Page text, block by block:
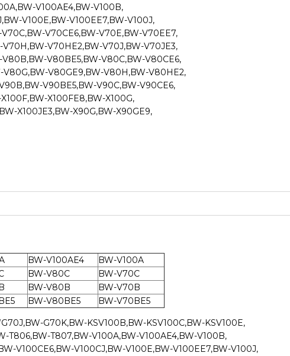
V100AE4,BW-V100B,
V100E,BW-V100EE7,BW-V100J,
V70CE6,BW-V70E,BW-V70EE7,
V70HE2,BW-V70J,BW-V70JE3,
V80BE5,BW-V80C,BW-V80CE6,
V80GE9,BW-V80H,BW-V80HE2,
V90BE5,BW-V90C,BW-V90CE6,
X100FE8,BW-X100G,
X100JE3,BW-X90G,BW-X90GE9,
BW-V100AE4
BW-V100A
BW-V80C
BW-V70C
BW-V80B
BW-V70B
BW-V80BE5 BW-V70BE5
G70K,BW-KSV100B,BW-KSV100C,BW-KSV100E,
T806,BW-T807,BW-V100A,BW-V100AE4,BW-V100B,
V100CE6,BW-V100CJ,BW-V100E,BW-V100EE7,BW-V100J,